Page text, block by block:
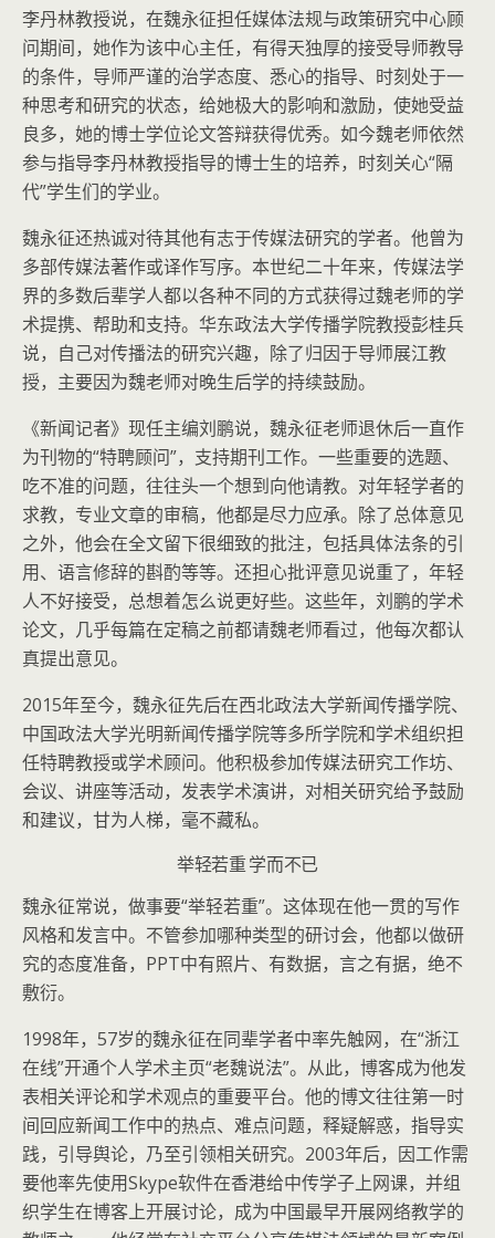
李丹林教授说，在魏永征担任媒体法规与政策研究中心顾
问期间，她作为该中心主任，有得天独厚的接受导师教导
的条件，导师严谨的治学态度、悉心的指导、时刻处于一
种思考和研究的状态，给她极大的影响和激励，使她受益
良多，她的博士学位论文答辩获得优秀。如今魏老师依然
参与指导李丹林教授指导的博士生的培养，时刻关心“隔
代”学生们的学业。
魏永征还热诚对待其他有志于传媒法研究的学者。他曾为
多部传媒法著作或译作写序。本世纪二十年来，传媒法学
界的多数后辈学人都以各种不同的方式获得过魏老师的学
术提携、帮助和支持。华东政法大学传播学院教授彭桂兵
说，自己对传播法的研究兴趣，除了归因于导师展江教
授，主要因为魏老师对晚生后学的持续鼓励。
《新闻记者》现任主编刘鹏说，魏永征老师退休后一直作
为刊物的“特聘顾问”，支持期刊工作。一些重要的选题、
吃不准的问题，往往头一个想到向他请教。对年轻学者的
求教，专业文章的审稿，他都是尽力应承。除了总体意见
之外，他会在全文留下很细致的批注，包括具体法条的引
用、语言修辞的斟酌等等。还担心批评意见说重了，年轻
人不好接受，总想着怎么说更好些。这些年，刘鹏的学术
论文，几乎每篇在定稿之前都请魏老师看过，他每次都认
真提出意见。
2015年至今，魏永征先后在西北政法大学新闻传播学院、
中国政法大学光明新闻传播学院等多所学院和学术组织担
任特聘教授或学术顾问。他积极参加传媒法研究工作坊、
会议、讲座等活动，发表学术演讲，对相关研究给予鼓励
和建议，甘为人梯，毫不藏私。
举轻若重 学而不已
魏永征常说，做事要“举轻若重”。这体现在他一贯的写作
风格和发言中。不管参加哪种类型的研讨会，他都以做研
究的态度准备，PPT中有照片、有数据，言之有据，绝不
敷衍。
1998年，57岁的魏永征在同辈学者中率先触网，在“浙江
在线”开通个人学术主页“老魏说法”。从此，博客成为他发
表相关评论和学术观点的重要平台。他的博文往往第一时
间回应新闻工作中的热点、难点问题，释疑解惑，指导实
践，引导舆论，乃至引领相关研究。2003年后，因工作需
要他率先使用Skype软件在香港给中传学子上网课，并组
织学生在博客上开展讨论，成为中国最早开展网络教学的